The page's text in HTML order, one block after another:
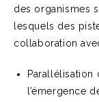
des organismes
lesquels des
collaboration
Parallélisation
l’émergence